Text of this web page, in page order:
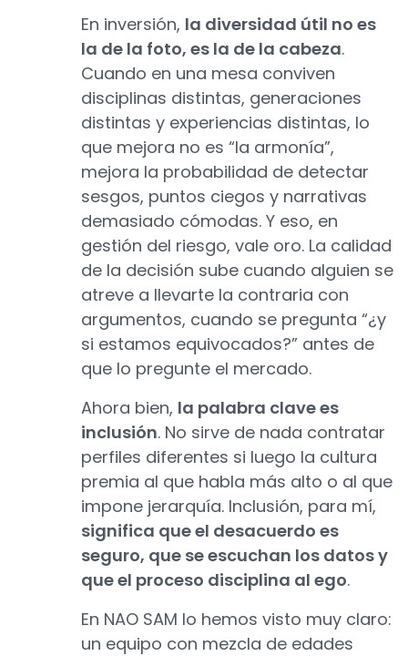
En inversión, la diversidad útil no es
la de la foto, es la de la cabeza.
Cuando en una mesa conviven
disciplinas distintas, generaciones
distintas y experiencias distintas, lo
que mejora no es “la armonía”,
mejora la probabilidad de detectar
sesgos, puntos ciegos y narrativas
demasiado cómodas. Y eso, en
gestión del riesgo, vale oro. La calidad
de la decisión sube cuando alguien se
atreve a llevarte la contraria con
argumentos, cuando se pregunta “¿y
si estamos equivocados?” antes de
que lo pregunte el mercado.
Ahora bien, la palabra clave es
inclusión. No sirve de nada contratar
perfiles diferentes si luego la cultura
premia al que habla más alto o al que
impone jerarquía. Inclusión, para mí,
significa que el desacuerdo es
seguro, que se escuchan los datos y
que el proceso disciplina al ego.
En NAO SAM lo hemos visto muy claro:
un equipo con mezcla de edades